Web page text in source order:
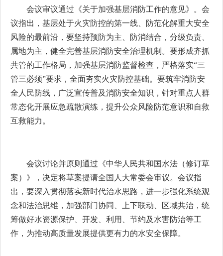
会议审议通过《关于加强基层消防工作的意见》。会
议指出，基层处于火灾防控的第一线、防范化解重大安全
风险的最前沿，要坚持预防为主、防消结合，分级负责、
属地为主，健全完善基层消防安全治理机制。要形成齐抓
共管的工作格局，加强基层消防监督检查，严格落实“三
管三必须”要求，全面夯实火灾防控基础。要筑牢消防安
全人民防线，广泛宣传普及消防安全知识，针对重点人群
常态化开展应急疏散演练，提升公众风险防范意识和自救
互救能力。
会议讨论并原则通过《中华人民共和国水法（修订草
案）》，决定将草案提请全国人大常委会审议。会议指
出，要深入贯彻落实新时代治水思路，进一步强化系统观
念和法治思维，加强部门协同、上下联动、区域共治，统
筹做好水资源保护、开发、利用、节约及水害防治等工
作，为推动高质量发展提供更有力的水安全保障。